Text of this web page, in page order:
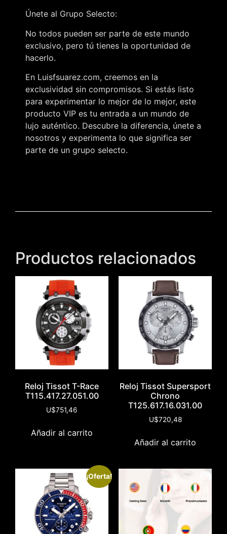
Únete al Grupo Selecto:
No todos pueden ser parte de este mundo
exclusivo, pero tú tienes la oportunidad de
hacerlo.
En Luisfsuarez.com, creemos en la
exclusividad sin compromisos. Si estás listo
para experimentar lo mejor de lo mejor, este
producto VIP es tu entrada a un mundo de
lujo auténtico. Descubre la diferencia, únete a
nosotros y experimenta lo que significa ser
parte de un grupo selecto.
Productos relacionados
Reloj Tissot T-Race
T115.417.27.051.00
U$751,46
Añadir al carrito
Reloj Tissot Supersport
Chrono
T125.617.16.031.00
U$720,48
Añadir al carrito
¡Oferta!